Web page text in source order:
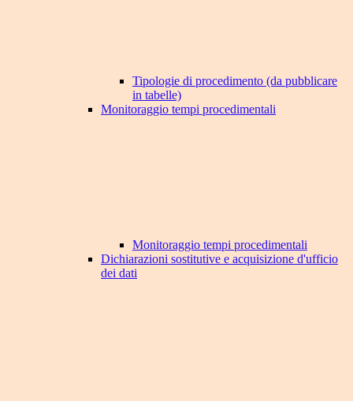
Tipologie di procedimento (da pubblicare
in tabelle)
Monitoraggio tempi procedimentali
Monitoraggio tempi procedimentali
Dichiarazioni sostitutive e acquisizione d'ufficio
dei dati